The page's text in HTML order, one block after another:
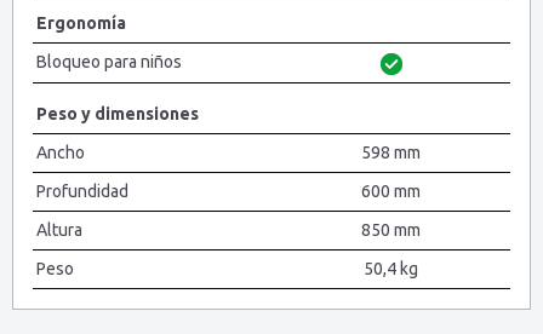
Ergonomía
Bloqueo para niños
Peso y dimensiones
Ancho
598 mm
Profundidad
600 mm
Altura
850 mm
Peso
50,4 kg